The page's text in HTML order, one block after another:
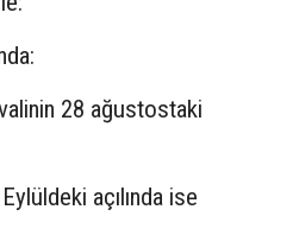
28 ağustostaki
açılında ise